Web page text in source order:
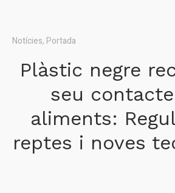
Notícies, Portada
Plàstic negre
seu
aliments:
reptes i noves